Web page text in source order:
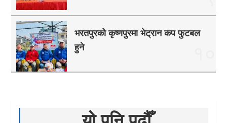
भरतपुरको कृष्णपुरमा भेट्रान कप फुटबल
हुने